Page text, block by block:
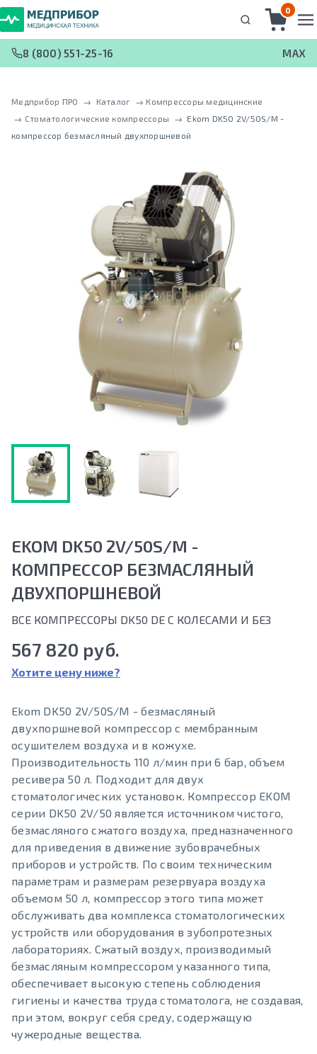
0
8 (800) 551-25-16 MAX
Медприбор ПРО → Каталог → Компрессоры медицинские
→ Стоматологические компрессоры → Ekom DK50 2V/50S/M -
кoмпрeccoр безмасляный двухпоршневой
EKOM DK50 2V/50S/M -
КOМПРECCOР БЕЗМАСЛЯНЫЙ
ДВУХПОРШНЕВОЙ
ВСЕ КОМПРЕССОРЫ DK50 DЕ С КОЛЕСАМИ И БЕЗ
567 820 руб.
Хотите цену ниже?
Ekom DK50 2V/50S/M - безмасляный
двухпоршневой компрессор с мембранным
осушителем воздуха и в кожухе.
Производительность 110 л/мин при 6 бар, объем
ресивера 50 л. Подходит для двух
стоматологических установок. Компрессор EKOM
серии DK50 2V/50 является источником чистого,
безмасляного сжатого воздуха, предназначенного
для приведения в движение зубоврачебных
приборов и устройств. По своим техническим
параметрам и размерам резервуара воздуха
объемом 50 л, компрессор этого типа может
обслуживать два комплекса стоматологических
устройств или оборудования в зубопротезных
лабораториях. Сжатый воздух, производимый
безмасляным компрессором указанного типа,
обеспечивает высокую степень соблюдения
гигиены и качества труда стоматолога, не создавая,
при этом, вокруг себя среду, содержащую
чужеродные вещества.